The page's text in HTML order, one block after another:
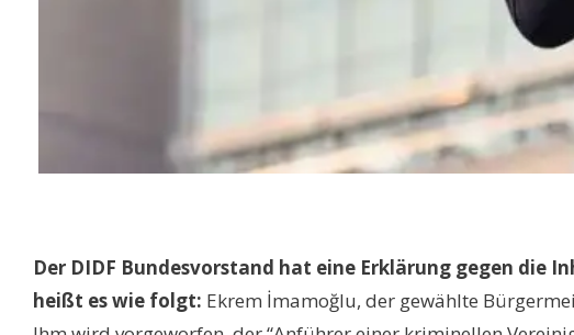
Der DIDF Bundesvorstand hat eine Erklärung gegen
heißt es wie folgt: Ekrem İmamoğlu, der gewählte